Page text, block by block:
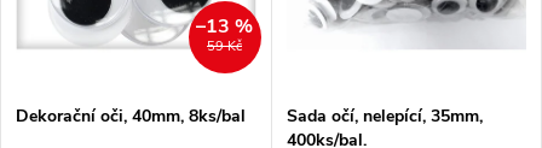
r
o
59 Kč
–13 %
Dekorační oči, 40mm, 8ks/bal
Sada očí, nelepící, 35mm,
400ks/bal.